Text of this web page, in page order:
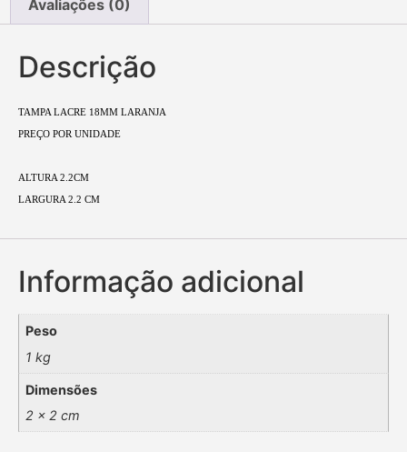
Avaliações (0)
Descrição
TAMPA LACRE 18MM LARANJA
PREÇO POR UNIDADE
ALTURA 2.2CM
LARGURA 2.2 CM
Informação adicional
Peso
1 kg
Dimensões
2 × 2 cm